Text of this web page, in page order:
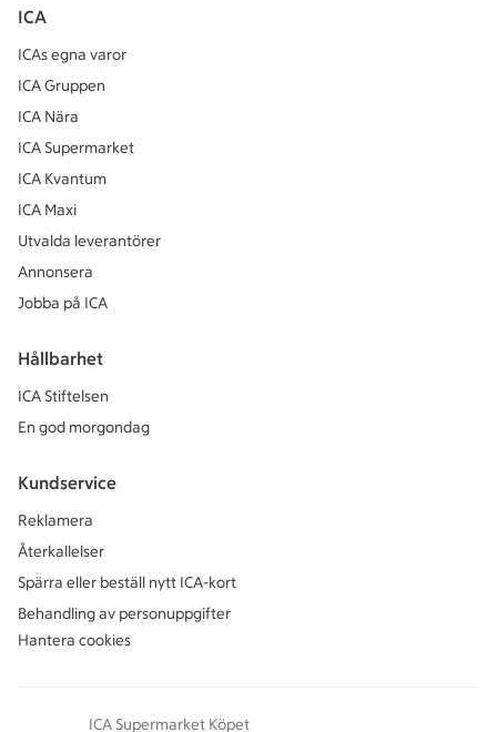
ICA
ICAs egna varor
ICA Gruppen
ICA Nära
ICA Supermarket
ICA Kvantum
ICA Maxi
Utvalda leverantörer
Annonsera
Jobba på ICA
Hållbarhet
ICA Stiftelsen
En god morgondag
Kundservice
Reklamera
Återkallelser
Spärra eller beställ nytt ICA-kort
Behandling av personuppgifter
Hantera cookies
ICA Supermarket Köpet